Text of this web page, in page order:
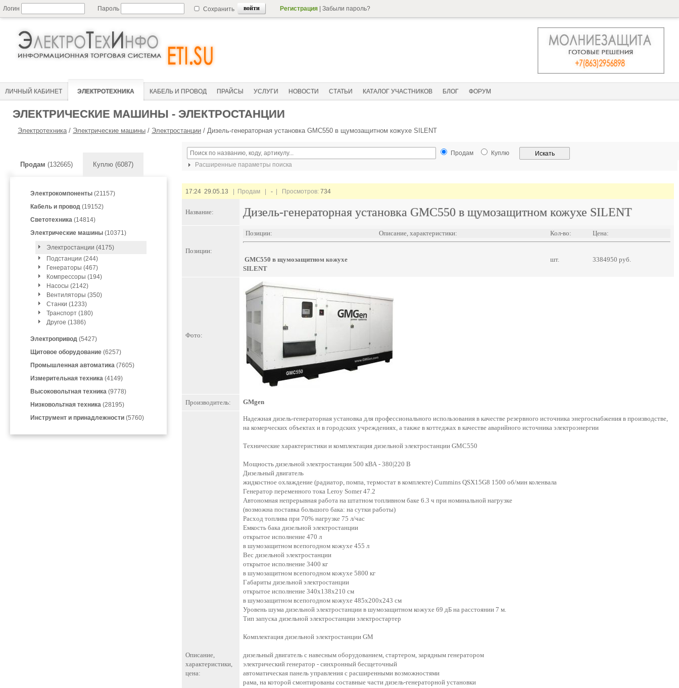
Логин Пароль Сохранить Регистрация Забыли пароль?
ЛИЧНЫЙ КАБИНЕТ ЭЛЕКТРОТЕХНИКА КАБЕЛЬ И ПРОВОД ПРАЙСЫ УСЛУГИ НОВОСТИ СТАТЬИ КАТАЛОГ УЧАСТНИКОВ БЛОГ ФОРУМ
ЭЛЕКТРИЧЕСКИЕ МАШИНЫ - ЭЛЕКТРОСТАНЦИИ
Электротехника/ Электрические машины / Электростанции / Дизель-генераторная установка GMC550 в щумозащитном кожухе SILENT
Продам (132665) Куплю (6087)
Электрокомпоненты (21157)
Кабель и провод (19152)
Светотехника (14814)
Электрические машины (10371)
Электростанции (4175)
Подстанции (244)
Генераторы (467)
Компрессоры (194)
Насосы (2142)
Вентиляторы (350)
Станки (1233)
Транспорт (180)
Другое (1386)
Электропривод (5427)
Щитовое оборудование (6257)
Промышленная автоматика (7605)
Измерительная техника (4149)
Высоковольтная техника (9778)
Низковольтная техника (28195)
Инструмент и принадлежности (5760)
Продам
Куплю
Расширенные параметры поиска
17:24 29.05.13 | Продам | - | Просмотров: 734
Название: Дизель-генераторная установка GMC550 в щумозащитном кожухе SILENT
Позиции:
Позиции: Описание, характеристики: Кол-во: Цена:
GMC550 в щумозащитном кожухе
SILENT
шт. 3384950 руб.
Фото:
Производитель: GMgen
Описание,
характеристики,
цена:
Надежная дизель-генераторная установка для профессионального использования в качестве резервного источника энергоснабжения в производстве,
на комерческих объектах и в городских учреждениях, а также в коттеджах в качестве аварийного источника электроэнергии
Технические характеристики и комплектация дизельной электростанции GMC550
Мощность дизельной электростанции 500 кВА - 380|220 В
Дизельный двигатель
жидкостное охлаждение (радиатор, помпа, термостат в комплекте) Cummins QSX15G8 1500 об/мин коленвала
Генератор переменного тока Leroy Somer 47.2
Автономная непрерывная работа на штатном топливном баке 6.3 ч при номинальной нагрузке
(возможна поставка большого бака: на сутки работы)
Расход топлива при 70% нагрузке 75 л/час
Емкость бака дизельной электростанции
открытое исполнение 470 л
в шумозащитном всепогодном кожухе 455 л
Вес дизельной электростанции
открытое исполнение 3400 кг
в шумозащитном всепогодном кожухе 5800 кг
Габариты дизельной электростанции
открытое исполнение 340x138x210 см
в шумозащитном всепогодном кожухе 485x200x243 см
Уровень шума дизельной электростанции в шумозащитном кожухе 69 дБ на расстоянии 7 м.
Тип запуска дизельной электростанции электростартер
Комплектация дизельной электростанции GM
дизельный двигатель с навесным оборудованием, стартером, зарядным генератором
электрический генератор - синхронный бесщеточный
автоматическая панель управления с расширенными возможностями
рама, на которой смонтированы составные части дизель-генераторной установки